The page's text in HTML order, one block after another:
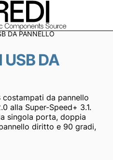
DA PANNELLO
USB DA
costampati da pannello
alla Super-Speed+ 3.1.
singola porta, doppia
diritto e 90 gradi,